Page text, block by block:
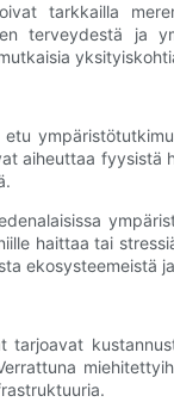
tarkkailla
terveydestä ja
aiheuttaa fyysistä
haittaa tai
ekosysteemeistä